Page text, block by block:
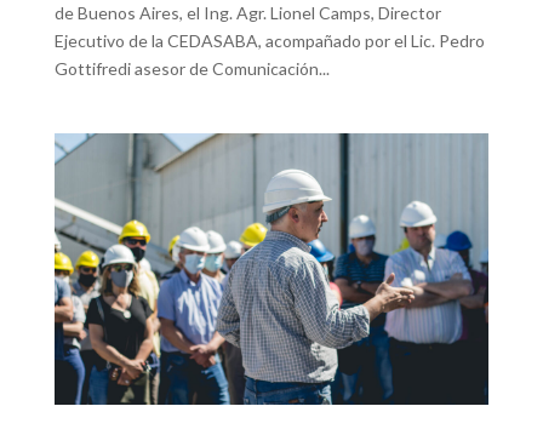
de Buenos Aires, el Ing. Agr. Lionel Camps, Director
Ejecutivo de la CEDASABA, acompañado por el Lic. Pedro
Gottifredi asesor de Comunicación...